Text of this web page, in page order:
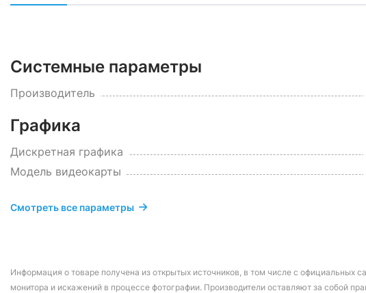
Системные параметры
Производитель
Графика
Дискретная графика
Модель видеокарты
Смотреть все параметры
Информация о товаре получена из открытых источников, в том числе с официальных
монитора и искажений в процессе фотографии. Производители оставляют за собой